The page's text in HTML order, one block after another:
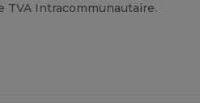
TVA Intracommunautaire.